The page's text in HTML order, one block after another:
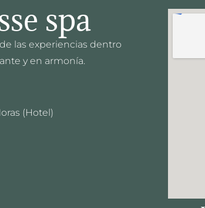
spa
las experiencias dentro
y en armonía.
(Hotel)